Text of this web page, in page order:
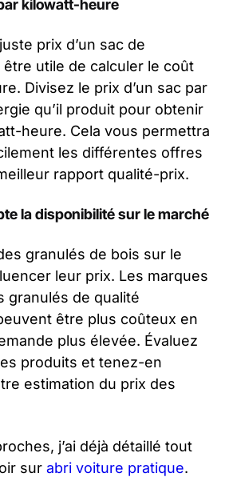
kilowatt-heure
prix d’un sac de
utile de calculer le coût
Divisez le prix d’un sac par
qu’il produit pour obtenir
heure. Cela vous permettra
les différentes offres
rapport qualité-prix.
la disponibilité sur le marché
granulés de bois sur le
leur prix. Les marques
granulés de qualité
être plus coûteux en
plus élevée. Évaluez
produits et tenez-en
estimation du prix des
j’ai déjà détaillé tout
sur abri voiture pratique.